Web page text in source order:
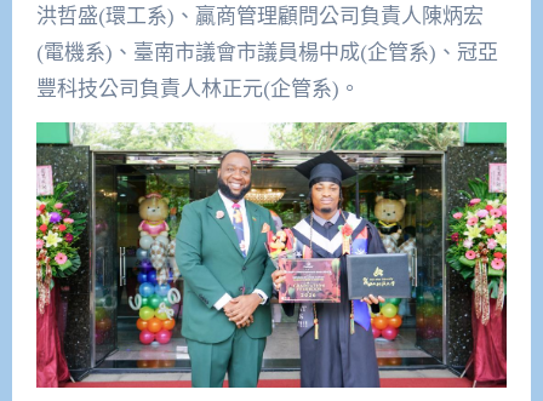
洪哲盛(環工系)、贏商管理顧問公司負責人陳炳宏
(電機系)、臺南市議會市議員楊中成(企管系)、冠亞
豐科技公司負責人林正元(企管系)。